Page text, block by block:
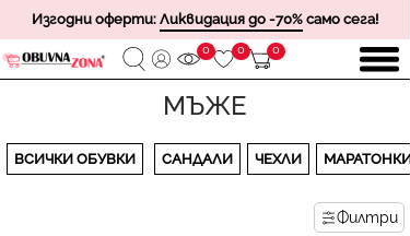
Изгодни оферти: Ликвидация до -70% само сега!
0 0 0
МЪЖЕ
ВСИЧКИ ОБУВКИ САНДАЛИ ЧЕХЛИ МАРАТОНКИ
Филтри